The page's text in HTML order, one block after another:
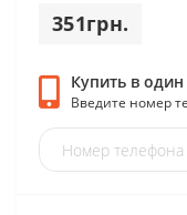
351грн.
Купить в
Введите номер